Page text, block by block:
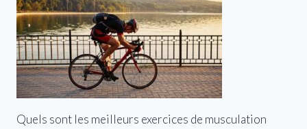
Quels sont les meilleurs exercices de musculation